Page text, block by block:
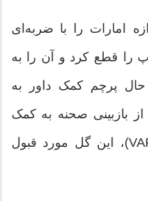
امارات را با ضربه‌ای
را قطع کرد و آن را به
حال پرچم کمک داور به
بازبینی صحنه به کمک
سیستم کمک داور ویدیویی (VAR)، این گل مورد قبول